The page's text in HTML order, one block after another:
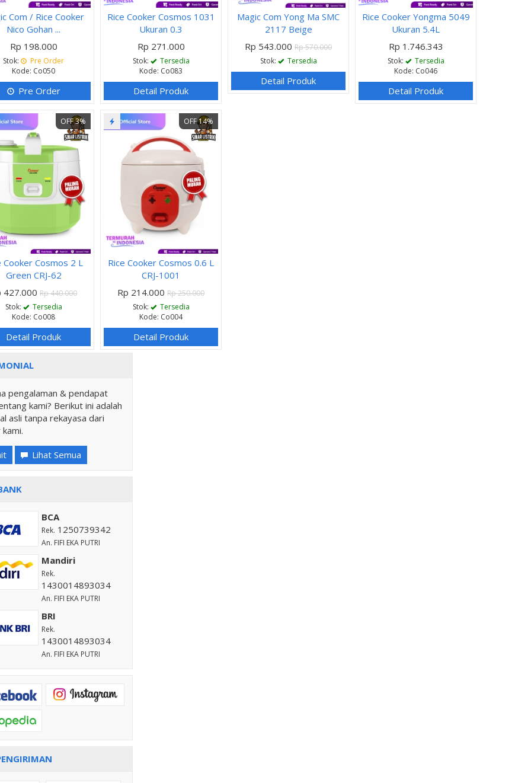
Com / Rice Cooker
Nico Gohan ...
Rp 198.000
Stok:
Pre Order
Kode: Co050
Pre Order
Rice Cooker Cosmos 1031
Ukuran 0.3
Rp 271.000
Stok:
Tersedia
Kode: Co083
Detail Produk
Magic Com Yong Ma SMC
2117 Beige
Rp 543.000 Rp 570.000
Stok:
Tersedia
Detail Produk
Rice Cooker Yongma 5049
Ukuran 5.4L
Rp 1.746.343
Stok:
Tersedia
Kode: Co046
Detail Produk
OFF 3%
Cooker Cosmos 2 L
Green CRJ-62
427.000 Rp 440.000
Stok:
Tersedia
Kode: Co008
Detail Produk
OFF 14%
Rice Cooker Cosmos 0.6 L
CRJ-1001
Rp 214.000 Rp 250.000
Stok:
Tersedia
Kode: Co004
Detail Produk
pengalaman & pendapat
kami? Berikut ini adalah
asli tanpa rekayasa dari
Lihat Semua
BCA
Rek. 1250739342
An. FIFI EKA PUTRI
Mandiri
Rek.
1430014893034
An. FIFI EKA PUTRI
BRI
Rek.
1430014893034
An. FIFI EKA PUTRI